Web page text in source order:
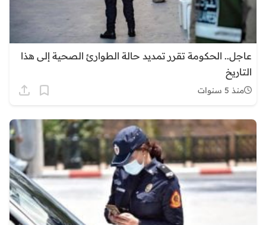
عاجل.. الحكومة تقرر تمديد حالة الطوارئ الصحية إلى هذا
التاريخ
منذ 5 سنوات